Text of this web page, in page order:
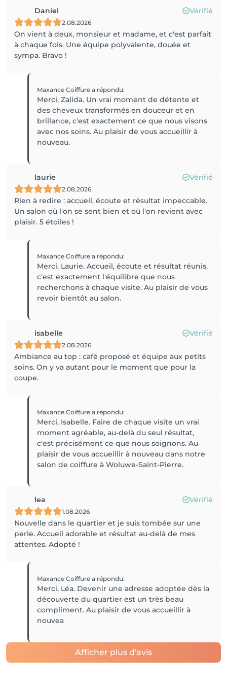
Daniel Vérifié
2.08.2026
On vient à deux, monsieur et madame, et c'est parfait
à chaque fois. Une équipe polyvalente, douée et
sympa. Bravo !
Maxance Coiffurea répondu:
Merci, Zalida. Un vrai moment de détente et
des cheveux transformés en douceur et en
brillance, c'est exactement ce que nous visons
avec nos soins. Au plaisir de vous accueillir à
nouveau.
laurie Vérifié
2.08.2026
Rien à redire : accueil, écoute et résultat impeccable.
Un salon où l'on se sent bien et où l'on revient avec
plaisir. 5 étoiles !
Maxance Coiffurea répondu:
Merci, Laurie. Accueil, écoute et résultat réunis,
c'est exactement l'équilibre que nous
recherchons à chaque visite. Au plaisir de vous
revoir bientôt au salon.
isabelle Vérifié
2.08.2026
Ambiance au top : café proposé et équipe aux petits
soins. On y va autant pour le moment que pour la
coupe.
Maxance Coiffurea répondu:
Merci, Isabelle. Faire de chaque visite un vrai
moment agréable, au-delà du seul résultat,
c'est précisément ce que nous soignons. Au
plaisir de vous accueillir à nouveau dans notre
lea Vérifié
1.08.2026
Nouvelle dans le quartier et je suis tombée sur une
perle. Accueil adorable et résultat au-delà de mes
attentes. Adopté !
Maxance Coiffurea répondu:
Merci, Léa. Devenir une adresse adoptée dès la
découverte du quartier est un très beau
compliment. Au plaisir de vous accueillir à
nouvea
Afficher plus d'avis